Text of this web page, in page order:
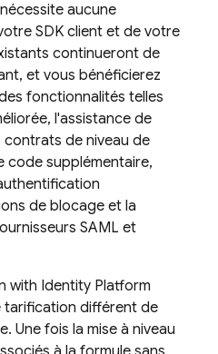
aucune
SDK client et de votre
continueront de
et vous bénéficierez
fonctionnalités telles
l'assistance de
contrats de niveau de
code supplémentaire,
de blocage et la
SAML et
with Identity Platform
tarification différent de
Une fois la mise à niveau